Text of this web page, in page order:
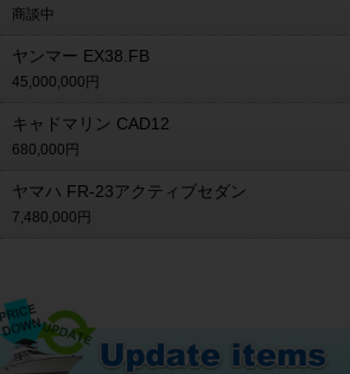
商談中
ヤンマー EX38.FB
45,000,000円
キャドマリン CAD12
680,000円
ヤマハ FR-23アクティブセダン
7,480,000円